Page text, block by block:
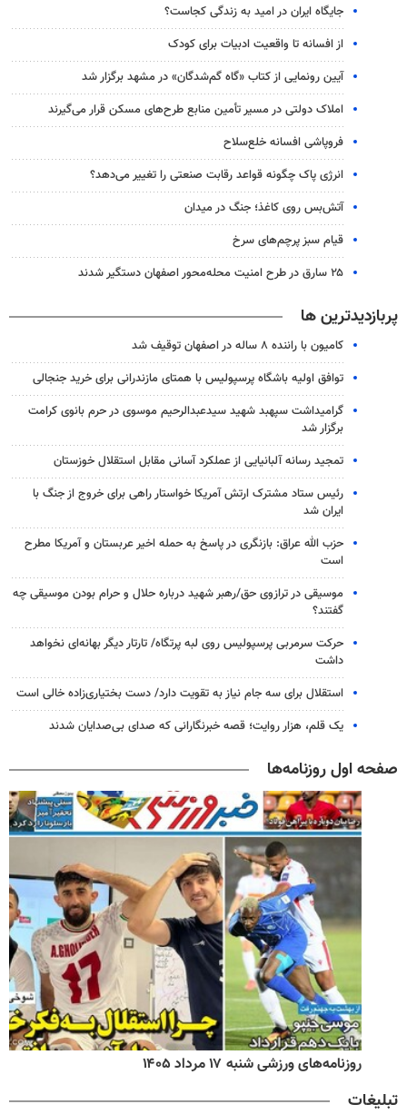
جایگاه ایران در امید به زندگی کجاست؟
از افسانه تا واقعیت ادبیات برای کودک
آیین رونمایی از کتاب «گاه گم‌شدگان» در مشهد برگزار شد
املاک دولتی در مسیر تأمین منابع طرح‌های مسکن قرار می‌گیرند
فروپاشی افسانه خلع‌سلاح
انرژی پاک چگونه قواعد رقابت صنعتی را تغییر می‌دهد؟
آتش‌بس روی کاغذ؛ جنگ در میدان
قیام سبز پرچم‌های سرخ
۲۵ سارق در طرح امنیت محله‌محور اصفهان دستگیر شدند
پربازدیدترین ها
کامیون با راننده ۸ ساله در اصفهان توقیف شد
توافق اولیه باشگاه پرسپولیس با همتای مازندرانی برای خرید جنجالی
گرامیداشت سپهبد شهید سیدعبدالرحیم موسوی در حرم بانوی کرامت
برگزار شد
تمجید رسانه آلبانیایی از عملکرد آسانی مقابل استقلال خوزستان
رئیس ستاد مشترک ارتش آمریکا خواستار راهی برای خروج از جنگ با
ایران شد
حزب الله عراق: بازنگری در پاسخ به حمله اخیر عربستان و آمریکا مطرح
است
موسیقی در ترازوی حق/رهبر شهید درباره حلال و حرام بودن موسیقی چه
گفتند؟
حرکت سرمربی پرسپولیس روی لبه پرتگاه/ تارتار دیگر بهانه‌ای نخواهد
داشت
استقلال برای سه جام نیاز به تقویت دارد/ دست بختیاری‌زاده خالی است
یک قلم، هزار روایت؛ قصه خبرنگارانی که صدای بی‌صدایان شدند
صفحه اول روزنامه‌ها
روزنامه‌های ورزشی شنبه ۱۷ مرداد ۱۴۰۵
تبلیغات